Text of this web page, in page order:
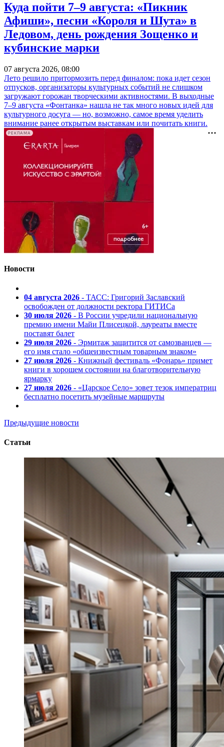
Куда пойти 7–9 августа: «Пикник
Афиши», песни «Короля и Шута» в
Ледовом, день рождения Зощенко и
кубинские марки
07 августа 2026, 08:00
Лето решило притормозить перед финалом: пока идет сезон
отпусков, организаторы культурных событий не слишком
загружают горожан творческими активностями. В выходные
7–9 августа «Фонтанка» нашла не так много новых идей для
культурного досуга — но, возможно, самое время уделить
внимание ранее открытым выставкам или почитать книги.
РЕКЛАМА
Новости
04 августа 2026 - ТАСС: Григорий Заславский
освобожден от должности ректора ГИТИСа
30 июля 2026 - В России учредили национальную
премию имени Майи Плисецкой, лауреаты вместе
поставят балет
29 июля 2026 - Эрмитаж защитится от самозванцев —
его имя стало «общеизвестным товарным знаком»
27 июля 2026 - Книжный фестиваль «Фонарь» примет
книги в хорошем состоянии на благотворительную
ярмарку
27 июля 2026 - «Царское Село» зовет тезок императриц
бесплатно посетить музейные маршруты
Предыдущие новости
Статьи